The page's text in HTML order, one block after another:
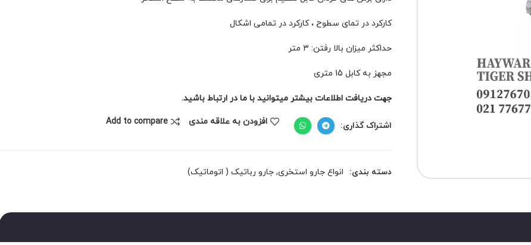
کارکرد در تمای سطوح ،کارکرد در تمامی اشکال
حداکثر میزان بالا رفتن:
مجهز به کابل 15 متری
جهت دریافت اطلاعات بیشتر میتوانید با ما در ارتباط باشید.
اشتراک گذاری: افزودن به علاقه مندی Add to compare
دسته بندی: انواع جارو استخری, جارو رباتیک ( اتوماتیک)